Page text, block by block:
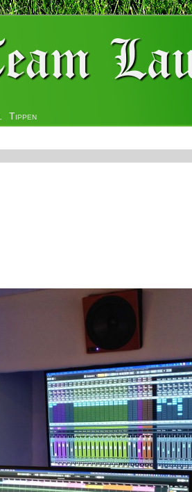
Tippen